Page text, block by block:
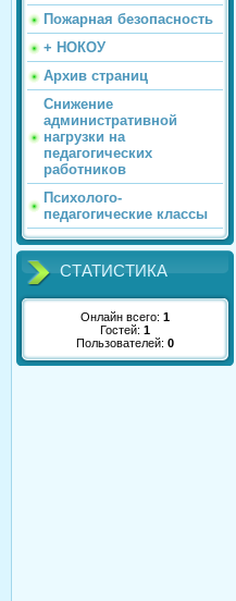
Пожарная безопасность
+ НОКОУ
Архив страниц
Снижение
административной
нагрузки на
педагогических
работников
Психолого-
педагогические классы
СТАТИСТИКА
Онлайн всего: 1
Гостей: 1
Пользователей: 0